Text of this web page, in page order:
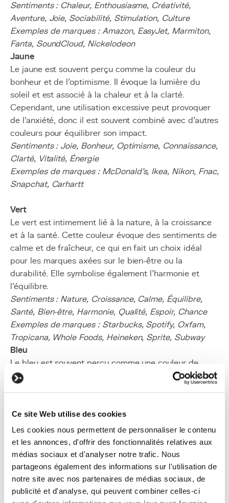
Ce site Web utilise des cookies
Les cookies nous permettent de personnaliser le contenu
et les annonces, d'offrir des fonctionnalités relatives aux
médias sociaux et d'analyser notre trafic. Nous
partageons également des informations sur l'utilisation de
notre site avec nos partenaires de médias sociaux, de
publicité et d'analyse, qui peuvent combiner celles-ci
Sentiments : Chaleur, Enthousiasme, Créativité,
Aventure, Joie, Sociabilité, Stimulation, Culture
Exemples de marques : Amazon, EasyJet, Marmiton,
Fanta, SoundCloud, Nickelodeon
Jaune
Le jaune est souvent perçu comme la couleur du
bonheur et de l’optimisme. Il évoque la lumière du
soleil et est associé à la chaleur et à la clarté.
Cependant, une utilisation excessive peut provoquer
de l’anxiété, donc il est souvent combiné avec d'autres
couleurs pour équilibrer son impact.
Sentiments : Joie, Bonheur, Optimisme, Connaissance,
Clarté, Vitalité, Énergie
Exemples de marques : McDonald’s, Ikea, Nikon, Fnac,
Snapchat, Carhartt
Vert
Le vert est intimement lié à la nature, à la croissance
et à la santé. Cette couleur évoque des sentiments de
calme et de fraîcheur, ce qui en fait un choix idéal
pour les marques axées sur le bien-être ou la
durabilité. Elle symbolise également l’harmonie et
l'équilibre.
Sentiments : Nature, Croissance, Calme, Équilibre,
Santé, Bien-être, Harmonie, Qualité, Espoir, Chance
Exemples de marques : Starbucks, Spotify, Oxfam,
Tropicana, Whole Foods, Heineken, Sprite, Subway
Bleu
Le bleu est souvent perçu comme une couleur de
confiance et de sérénité. Elle évoque la stabilité et la
confiance avec leurs clients. Cette couleur est
également apaisante, et elle peut réduire le stress.
Sentiments : Calme, Sérénité, Confiance,
Professionnel, Sécurité, Vérité, Tristesse
Exemples de marques : Facebook, Nivea, KBC,
Samsung, Ford, PayPal
Violet